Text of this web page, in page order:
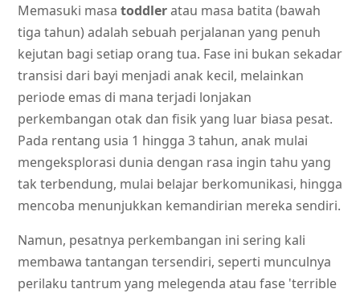
Memasuki masa toddleratau masa batita (bawah
tiga tahun) adalah sebuah perjalanan yang penuh
kejutan bagi setiap orang tua. Fase ini bukan sekadar
transisi dari bayi menjadi anak kecil, melainkan
periode emas di mana terjadi lonjakan
perkembangan otak dan fisik yang luar biasa pesat.
Pada rentang usia 1 hingga 3 tahun, anak mulai
mengeksplorasi dunia dengan rasa ingin tahu yang
tak terbendung, mulai belajar berkomunikasi, hingga
mencoba menunjukkan kemandirian mereka sendiri.
Namun, pesatnya perkembangan ini sering kali
membawa tantangan tersendiri, seperti munculnya
perilaku tantrum yang melegenda atau fase 'terrible